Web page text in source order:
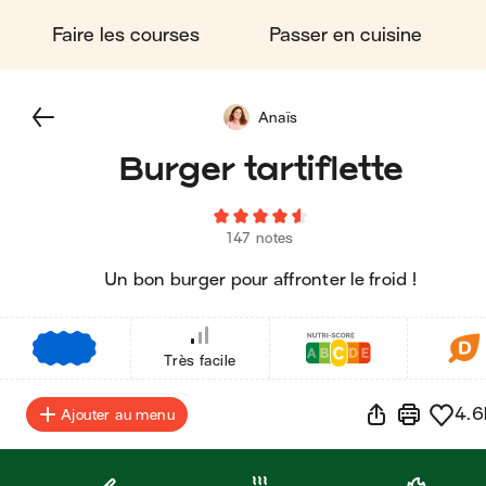
Faire les courses Passer en cuisine
Burger tartiflette
147 notes
Un bon burger pour affronter le froid !
Anaïs
Très facile
Ajouter au menu